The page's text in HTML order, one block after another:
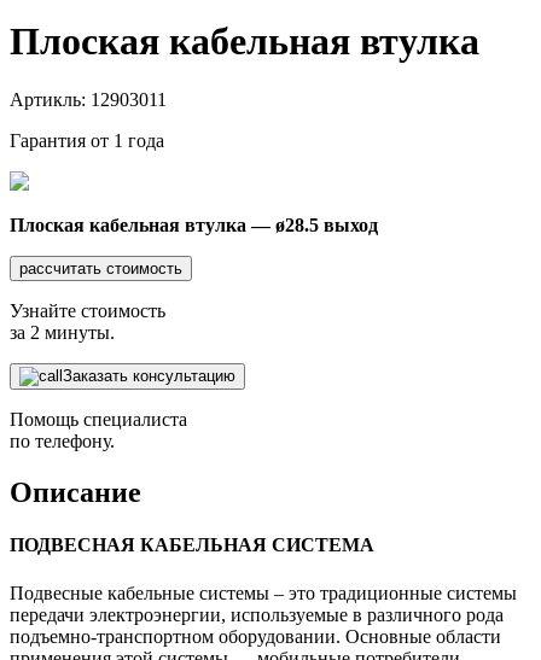
Плоская кабельная втулка
Артикль: 12903011
Гарантия от 1 года
Плоская кабельная втулка — ø28.5 выход
рассчитать стоимость
Узнайте стоимость
за 2 минуты.
Заказать консультацию
Помощь специалиста
по телефону.
Описание
ПОДВЕСНАЯ КАБЕЛЬНАЯ СИСТЕМА
Подвесные кабельные системы – это традиционные системы
передачи электроэнергии, используемые в различного рода
подъемно-транспортном оборудовании. Основные области